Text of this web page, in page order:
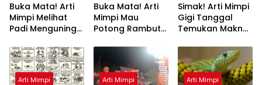
Buka Mata! Arti
Mimpi Melihat
Padi Menguning
Diketahui
Buka Mata! Arti
Mimpi Mau
Potong Rambut
Ini Penjelasannya
Simak! Arti Mimpi
Gigi Tanggal
Temukan Makna
Arti Mimpi Arti Mimpi Arti Mimpi